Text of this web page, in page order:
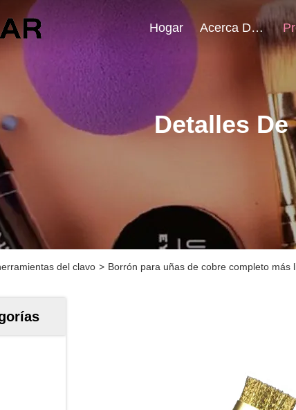
Hogar Acerca De Nosotros
Detalles
del clavo > Borrón para uñas de cobre completo